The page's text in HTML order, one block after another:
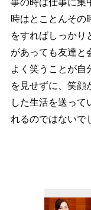
時はとことんその
をすればしっかり
があっても友達と
よく笑うことが自
を見せずに、笑顔
した生活を送って
れるのではないで